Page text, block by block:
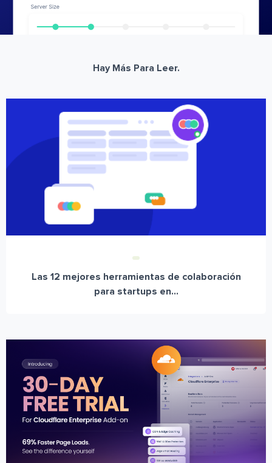
Hay Más Para Leer.
Las 12 mejores herramientas de colaboración
para startups en...